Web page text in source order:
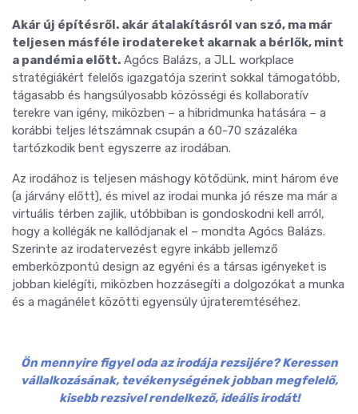
Akár új építésről. akár átalakításról van szó, ma már
teljesen másféle irodatereket akarnak a bérlők, mint
a pandémia előtt. Agócs Balázs, a JLL workplace
stratégiákért felelős igazgatója szerint sokkal támogatóbb,
tágasabb és hangsúlyosabb közösségi és kollaboratív
terekre van igény, miközben – a hibridmunka hatására – a
korábbi teljes létszámnak csupán a 60-70 százaléka
tartózkodik bent egyszerre az irodában.
Az irodához is teljesen máshogy kötődünk, mint három éve
(a járvány előtt), és mivel az irodai munka jó része ma már a
virtuális térben zajlik, utóbbiban is gondoskodni kell arról,
hogy a kollégák ne kallódjanak el – mondta Agócs Balázs.
Szerinte az irodatervezést egyre inkább jellemző
emberközpontú design az egyéni és a társas igényeket is
jobban kielégíti, miközben hozzásegíti a dolgozókat a munka
és a magánélet közötti egyensúly újrateremtéséhez.
Ön mennyire figyel oda az irodája rezsijére? Keressen
vállalkozásának, tevékenységének jobban megfelelő,
kisebb rezsivel rendelkező, ideális irodát!